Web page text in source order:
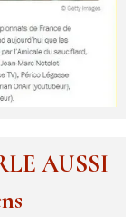
AUSSI